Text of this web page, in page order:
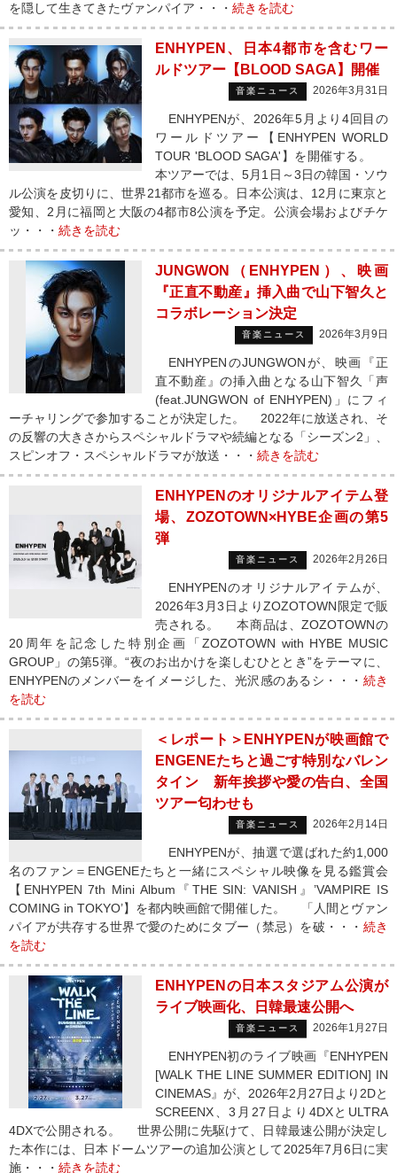
を隠して生きてきたヴァンパイア・・・ 続きを読む
ENHYPEN、日本4都市を含むワー
ルドツアー【BLOOD SAGA】開催
音楽ニュース 2026年3月31日
ENHYPENが、2026年5月より4回目の
ワールドツアー【ENHYPEN WORLD
TOUR 'BLOOD SAGA'】を開催する。
本ツアーでは、5月1日～3日の韓国・ソウ
ル公演を皮切りに、世界21都市を巡る。日本公演は、12月に東京と
愛知、2月に福岡と大阪の4都市8公演を予定。公演会場およびチケ
ッ・・・ 続きを読む
JUNGWON（ENHYPEN）、映画
『正直不動産』挿入曲で山下智久と
コラボレーション決定
音楽ニュース 2026年3月9日
ENHYPENのJUNGWONが、映画『正
直不動産』の挿入曲となる山下智久「声
(feat.JUNGWON of ENHYPEN)」にフィ
ーチャリングで参加することが決定した。 2022年に放送され、そ
の反響の大きさからスペシャルドラマや続編となる「シーズン2」、
スピンオフ・スペシャルドラマが放送・・・ 続きを読む
ENHYPENのオリジナルアイテム登
場、ZOZOTOWN×HYBE企画の第5
弾
音楽ニュース 2026年2月26日
ENHYPENのオリジナルアイテムが、
2026年3月3日よりZOZOTOWN限定で販
売される。 本商品は、ZOZOTOWNの
20周年を記念した特別企画「ZOZOTOWN with HYBE MUSIC
GROUP」の第5弾。“夜のお出かけを楽しむひととき”をテーマに、
ENHYPENのメンバーをイメージした、光沢感のあるシ・・・ 続き
を読む
＜レポート＞ENHYPENが映画館で
ENGENEたちと過ごす特別なバレン
タイン 新年挨拶や愛の告白、全国
ツアー匂わせも
音楽ニュース 2026年2月14日
ENHYPENが、抽選で選ばれた約1,000
名のファン＝ENGENEたちと一緒にスペシャル映像を見る鑑賞会
【ENHYPEN 7th Mini Album『THE SIN: VANISH』’VAMPIRE IS
COMING in TOKYO’】を都内映画館で開催した。 「人間とヴァン
パイアが共存する世界で愛のためにタブー（禁忌）を破・・・ 続き
を読む
ENHYPENの日本スタジアム公演が
ライブ映画化、日韓最速公開へ
音楽ニュース 2026年1月27日
ENHYPEN初のライブ映画『ENHYPEN
[WALK THE LINE SUMMER EDITION] IN
CINEMAS』が、2026年2月27日より2Dと
SCREENX、3月27日より4DXとULTRA
4DXで公開される。 世界公開に先駆けて、日韓最速公開が決定し
た本作には、日本ドームツアーの追加公演として2025年7月6日に実
施・・・ 続きを読む